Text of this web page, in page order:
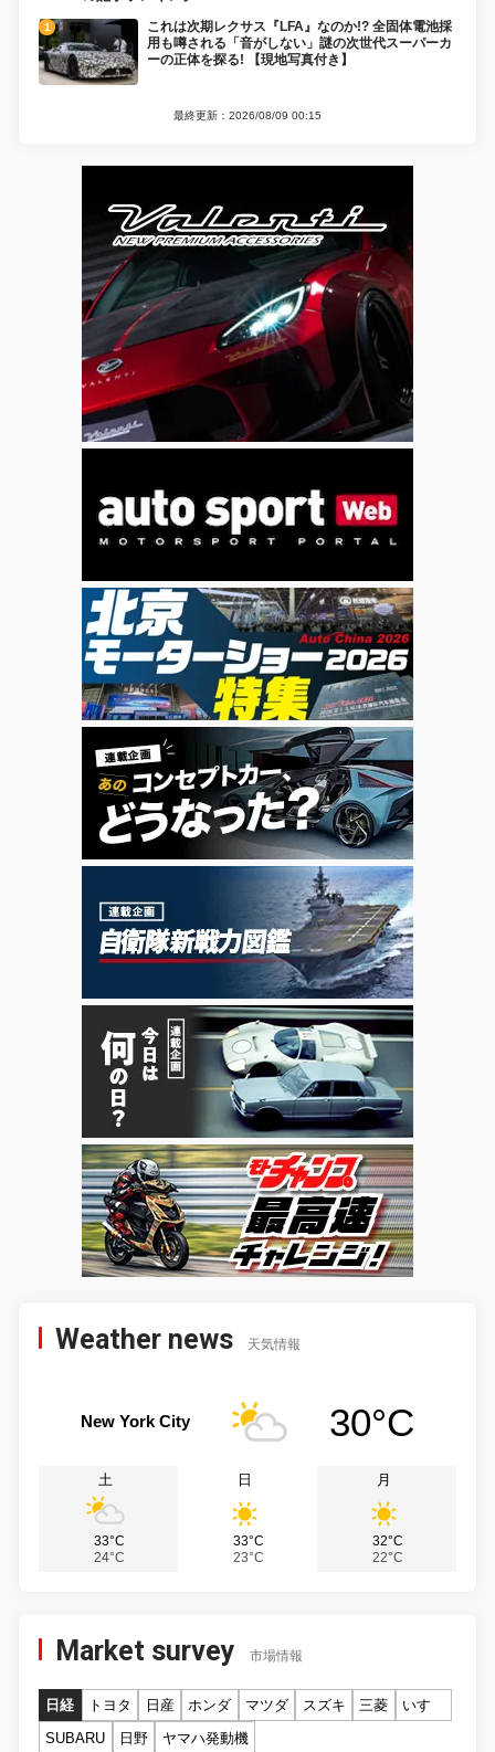
これは次期レクサス『LFA』なのか!? 全固体電池採
用も噂される「音がしない」謎の次世代スーパーカ
ーの正体を探る! 【現地写真付き】
最終更新：2026/08/09 00:15
Weather news 天気情報
New York City 30°C
土
33°C
24°C
日
33°C
23°C
月
32°C
22°C
Market survey 市場情報
日経 トヨタ 日産 ホンダ マツダ スズキ 三菱
いすゞ
SUBARU
日野 ヤマハ発動機